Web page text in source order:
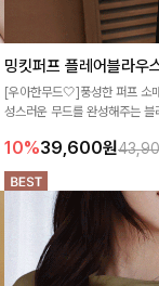
밍킷퍼프 플레어블라우
[우아한무드🤍]풍성한 퍼프 소
성스러운 무드를 완성해주는
좋은 아이템이에요 ✨
10%39,600원